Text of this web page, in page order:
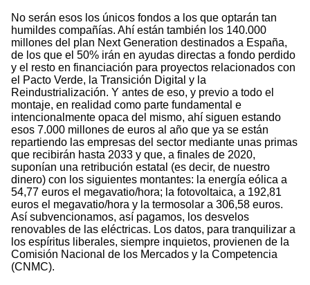
No serán esos los únicos fondos a los que optarán tan
humildes compañías. Ahí están también los 140.000
millones del plan Next Generation destinados a España,
de los que el 50% irán en ayudas directas a fondo perdido
y el resto en financiación para proyectos relacionados con
el Pacto Verde, la Transición Digital y la
Reindustrialización. Y antes de eso, y previo a todo el
montaje, en realidad como parte fundamental e
intencionalmente opaca del mismo, ahí siguen estando
esos 7.000 millones de euros al año que ya se están
repartiendo las empresas del sector mediante unas primas
que recibirán hasta 2033 y que, a finales de 2020,
suponían una retribución estatal (es decir, de nuestro
dinero) con los siguientes montantes: la energía eólica a
54,77 euros el megavatio/hora; la fotovoltaica, a 192,81
euros el megavatio/hora y la termosolar a 306,58 euros.
Así subvencionamos, así pagamos, los desvelos
renovables de las eléctricas. Los datos, para tranquilizar a
los espíritus liberales, siempre inquietos, provienen de la
Comisión Nacional de los Mercados y la Competencia
(CNMC).